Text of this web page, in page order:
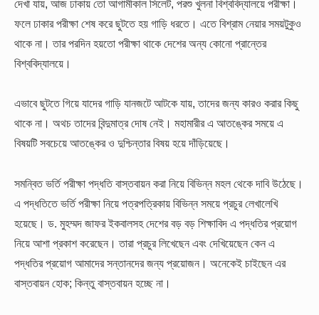
দেখা যায়, আজ ঢাকায় তো আগামীকাল সিলেট, পরশু খুলনা বিশ্ববিদ্যালয়ে পরীক্ষা।
ফলে ঢাকার পরীক্ষা শেষ করে ছুটতে হয় গাড়ি ধরতে। এতে বিশ্রাম নেয়ার সময়টুকুও
থাকে না। তার পরদিন হয়তো পরীক্ষা থাকে দেশের অন্য কোনো প্রান্তের
বিশ্ববিদ্যালয়ে।
এভাবে ছুটতে গিয়ে যাদের গাড়ি যানজটে আটকে যায়, তাদের জন্য কারও করার কিছু
থাকে না। অথচ তাদের বিন্দুমাত্র দোষ নেই। মহামারীর এ আতঙ্কের সময়ে এ
বিষয়টি সবচেয়ে আতঙ্কের ও দুশ্চিন্তার বিষয় হয়ে দাঁড়িয়েছে।
সমন্বিত ভর্তি পরীক্ষা পদ্ধতি বাস্তবায়ন করা নিয়ে বিভিন্ন মহল থেকে দাবি উঠেছে।
এ পদ্ধতিতে ভর্তি পরীক্ষা নিয়ে পত্রপত্রিকায় বিভিন্ন সময়ে প্রচুর লেখালেখি
হয়েছে। ড. মুহম্মদ জাফর ইকবালসহ দেশের বড় বড় শিক্ষাবিদ এ পদ্ধতির প্রয়োগ
নিয়ে আশা প্রকাশ করেছেন। তারা প্রচুর লিখেছেন এবং দেখিয়েছেন কেন এ
পদ্ধতির প্রয়োগ আমাদের সন্তানদের জন্য প্রয়োজন। অনেকেই চাইছেন এর
বাস্তবায়ন হোক; কিন্তু বাস্তবায়ন হচ্ছে না।